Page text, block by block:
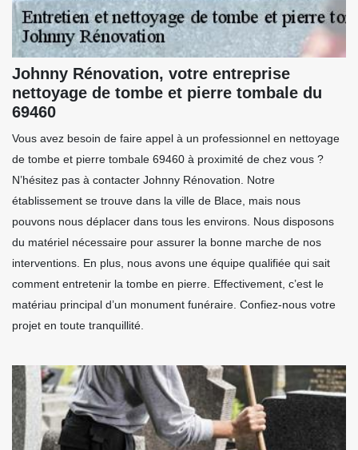
Johnny Rénovation, votre entreprise
nettoyage de tombe et pierre tombale du
69460
Vous avez besoin de faire appel à un professionnel en nettoyage
de tombe et pierre tombale 69460 à proximité de chez vous ?
N’hésitez pas à contacter Johnny Rénovation. Notre
établissement se trouve dans la ville de Blace, mais nous
pouvons nous déplacer dans tous les environs. Nous disposons
du matériel nécessaire pour assurer la bonne marche de nos
interventions. En plus, nous avons une équipe qualifiée qui sait
comment entretenir la tombe en pierre. Effectivement, c’est le
matériau principal d’un monument funéraire. Confiez-nous votre
projet en toute tranquillité.